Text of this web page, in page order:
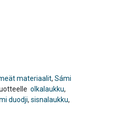
materiaalit, Sámi
olkalaukku,
duodji, sisnalaukku,